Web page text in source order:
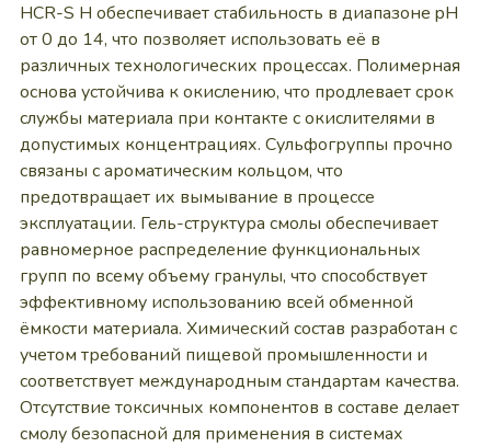
HCR-S H обеспечивает стабильность в диапазоне pH
от 0 до 14, что позволяет использовать её в
различных технологических процессах. Полимерная
основа устойчива к окислению, что продлевает срок
службы материала при контакте с окислителями в
допустимых концентрациях. Сульфогруппы прочно
связаны с ароматическим кольцом, что
предотвращает их вымывание в процессе
эксплуатации. Гель-структура смолы обеспечивает
равномерное распределение функциональных
групп по всему объему гранулы, что способствует
эффективному использованию всей обменной
ёмкости материала. Химический состав разработан с
учетом требований пищевой промышленности и
соответствует международным стандартам качества.
Отсутствие токсичных компонентов в составе делает
смолу безопасной для применения в системах